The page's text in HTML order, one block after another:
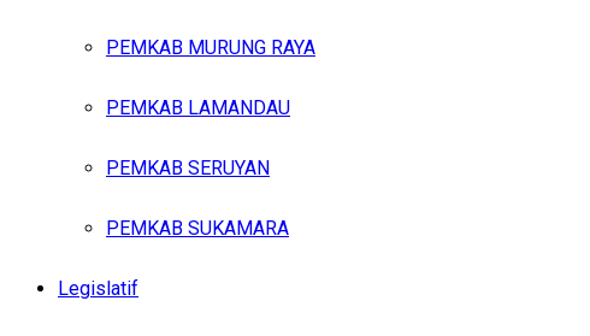
PEMKAB MURUNG RAYA
PEMKAB LAMANDAU
PEMKAB SERUYAN
PEMKAB SUKAMARA
Legislatif